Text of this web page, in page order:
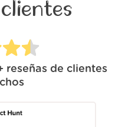
reseñas de clientes